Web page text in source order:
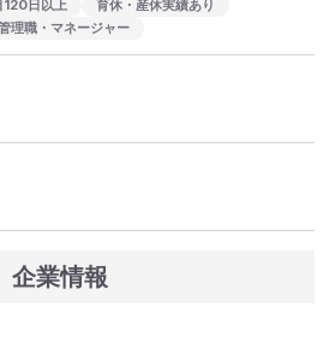
120日以上
育休・産休実績あり
理職・マネージャー
企業情報